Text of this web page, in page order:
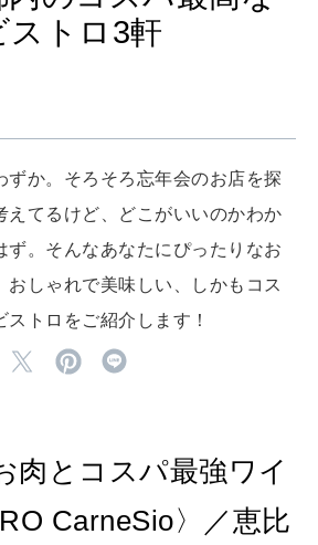
MAMA
わたしができること
CULTURE
自分を耕す
WORK&MONEY
MAGAZINE
ストロ3軒
ずか。そろそろ忘年会のお店を探
てるけど、どこがいいのかわか
ず。そんなあなたにぴったりなお
おしゃれで美味しい、しかもコス
トロをご紹介します！
肉とコスパ最強ワイ
CarneSio〉／恵比